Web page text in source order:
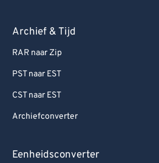
Archief & Tijd
RAR naar Zip
PST naar EST
CST naar EST
Archiefconverter
Eenheidsconverter